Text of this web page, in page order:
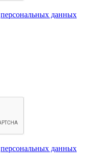
персональных данных
персональных данных